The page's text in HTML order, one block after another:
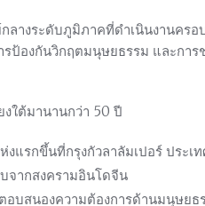
ลางระดับภูมิภาคที่ดำเนินงานคร
ป้องกันวิกฤตมนุษยธรรม และการ
งใต้มานานกว่า 50 ปี
แรกขึ้นที่กรุงกัวลาลัมเปอร์ ประเท
จากสงครามอินโดจีน
อบสนองความต้องการด้านมนุษยธ